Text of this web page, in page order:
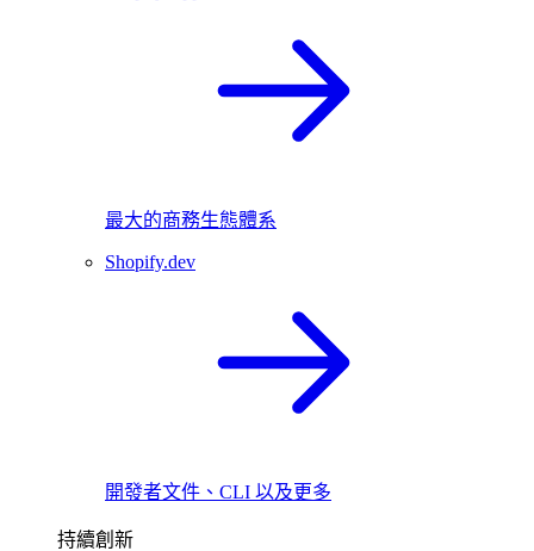
最大的商務生態體系
Shopify.dev
開發者文件、CLI 以及更多
持續創新